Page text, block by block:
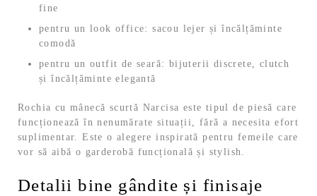
fine
pentru un look office: sacou lejer și încălțăminte
comodă
pentru un outfit de seară: bijuterii discrete, clutch
și încălțăminte elegantă
Rochia cu mânecă scurtă Narcisa este tipul de piesă care
funcționează în nenumărate situații, fără a necesita efort
suplimentar. Este o alegere inspirată pentru femeile care
vor să aibă o garderobă funcțională și stylish.
Detalii bine gândite și finisaje